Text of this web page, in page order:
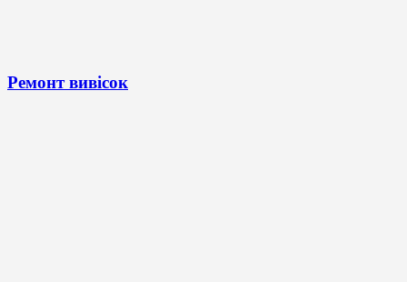
Ремонт вивісок